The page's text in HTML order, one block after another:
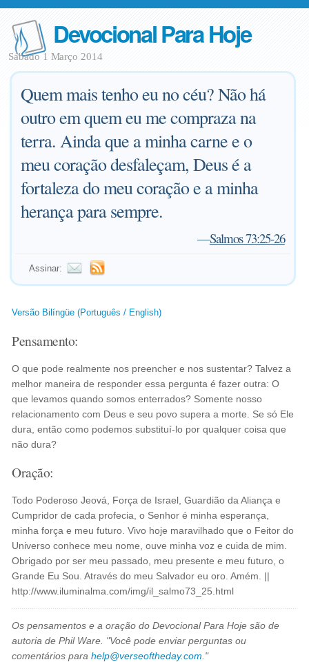
Devocional Para Hoje
Sábado 1 Março 2014
Quem mais tenho eu no céu? Não há
outro em quem eu me compraza na
terra. Ainda que a minha carne e o
meu coração desfaleçam, Deus é a
fortaleza do meu coração e a minha
herança para sempre.
—Salmos 73:25-26
Assinar:
Versão Bilíngüe (Português / English)
Pensamento:
O que pode realmente nos preencher e nos sustentar? Talvez a
melhor maneira de responder essa pergunta é fazer outra: O
que levamos quando somos enterrados? Somente nosso
relacionamento com Deus e seu povo supera a morte. Se só Ele
dura, então como podemos substituí-lo por qualquer coisa que
não dura?
Oração:
Todo Poderoso Jeová, Força de Israel, Guardião da Aliança e
Cumpridor de cada profecia, o Senhor é minha esperança,
minha força e meu futuro. Vivo hoje maravilhado que o Feitor do
Universo conhece meu nome, ouve minha voz e cuida de mim.
Obrigado por ser meu passado, meu presente e meu futuro, o
Grande Eu Sou. Através do meu Salvador eu oro. Amém. ||
http://www.iluminalma.com/img/il_salmo73_25.html
Os pensamentos e a oração do Devocional Para Hoje são de
autoria de Phil Ware. "Você pode enviar perguntas ou
comentários parahelp@verseoftheday.com ."